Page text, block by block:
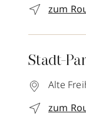
zum
Stadt-
Alte
zum